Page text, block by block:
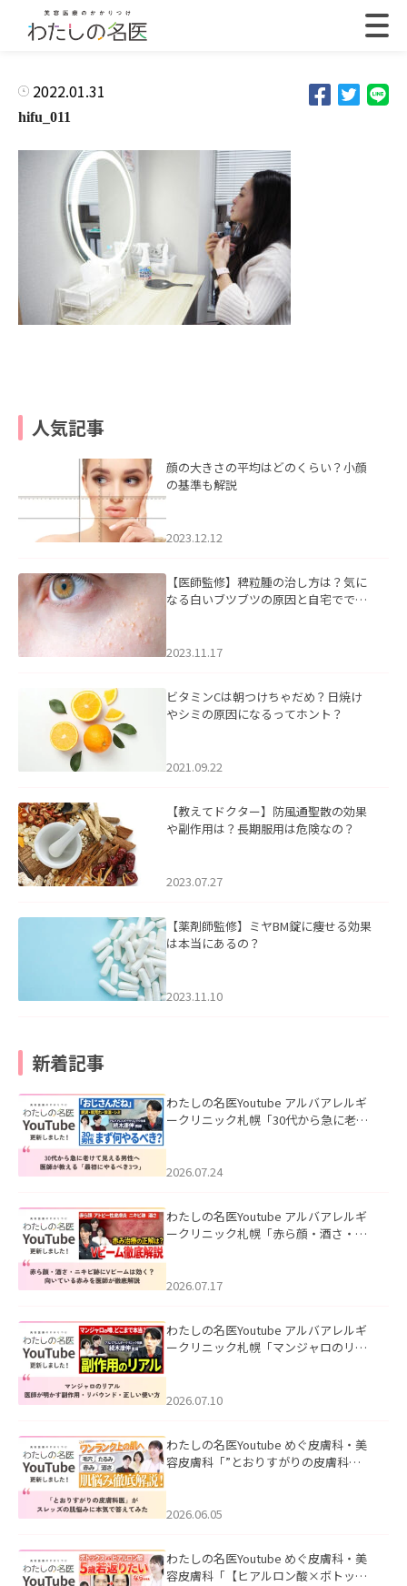
2022.01.31
hifu_011
人気記事
顔の大きさの平均はどのくらい？小顔
の基準も解説
2023.12.12
【医師監修】稗粒腫の治し方は？気に
なる白いブツブツの原因と自宅ででき
2023.11.17
ビタミンCは朝つけちゃだめ？日焼け
やシミの原因になるってホント？
2021.09.22
【教えてドクター】防風通聖散の効果
や副作用は？長期服用は危険なの？
2023.07.27
【薬剤師監修】ミヤBM錠に痩せる効果
は本当にあるの？
2023.11.10
新着記事
わたしの名医Youtube アルバアレルギ
ークリニック札幌「30代から急に老け
た。
2026.07.24
わたしの名医Youtube アルバアレルギ
ークリニック札幌「赤ら顔・酒さ・ニ
した。
2026.07.17
わたしの名医Youtube アルバアレルギ
ークリニック札幌「マンジャロのリア
た。
2026.07.10
わたしの名医Youtube めぐ皮膚科・美
容皮膚科「”とおりすがりの皮膚科
2026.06.05
わたしの名医Youtube めぐ皮膚科・美
容皮膚科「【ヒアルロン酸×ボトック